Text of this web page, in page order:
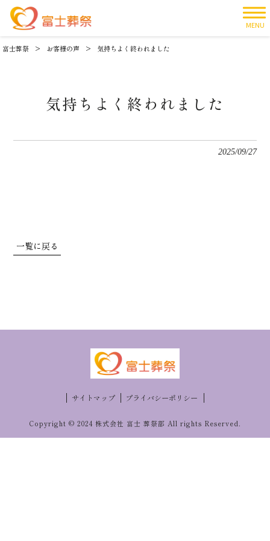
MENU
富士葬祭 > お客様の声 > 気持ちよく終われました
気持ちよく終われました
2025/09/27
一覧に戻る
サイトマップ プライバシーポリシー
Copyright © 2024 株式会社 富士 葬祭部 All rights Reserved.